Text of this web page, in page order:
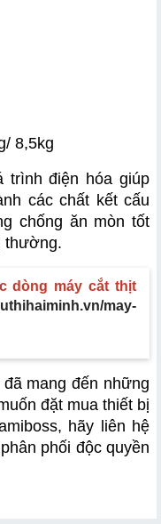
8,5kg
trình điện hóa giúp
các chất kết cấu
chống ăn mòn tốt
thường.
dòng máy cắt thịt
may-
mang đến những
đặt mua thiết bị
hãy liên hệ
phối độc quyền